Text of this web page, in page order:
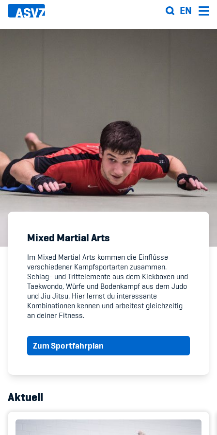
Direkt
zum
EN
Sportanlagen
Events
ASVZ@home
Member's Manual / FAQ
Fairplay
Teilnahmeberechtigung
Academy
Blog
Diversität & Inklusion
Infomails
Mixed Martial Arts
Im Mixed Martial Arts kommen die Einflüsse
verschiedener Kampfsportarten zusammen.
Schlag- und Trittelemente aus dem Kickboxen und
Taekwondo, Würfe und Bodenkampf aus dem Judo
und Jiu Jitsu. Hier lernst du interessante
Kombinationen kennen und arbeitest gleichzeitig
an deiner Fitness.
Zum Sportfahrplan
Aktuell